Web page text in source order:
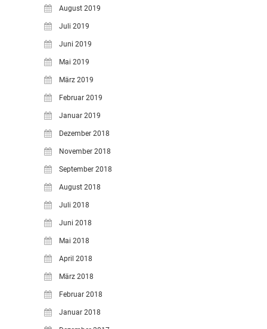
August 2019
Juli 2019
Juni 2019
Mai 2019
März 2019
Februar 2019
Januar 2019
Dezember 2018
November 2018
September 2018
August 2018
Juli 2018
Juni 2018
Mai 2018
April 2018
März 2018
Februar 2018
Januar 2018